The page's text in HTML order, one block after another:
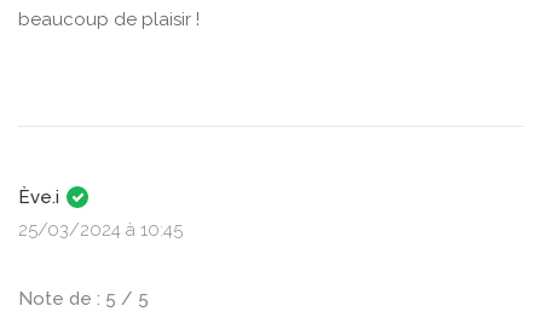
beaucoup de plaisir !
Ève.i
25/03/2024 à 10:45
Note de : 5 / 5